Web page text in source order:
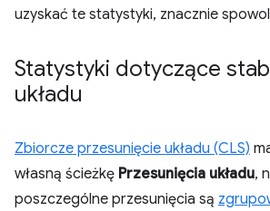
uzyskać te statystyki, znacznie
Statystyki dotyczące
układu
Zbiorcze przesunięcie układu (CLS)
własną ścieżkę Przesunięcia układu,
poszczególne przesunięcia są